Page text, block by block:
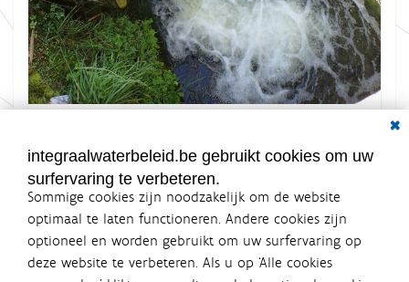
k
v
o
r
d
v
integraalwaterbeleid.be gebruikt cookies om uw
surfervaring te verbeteren.
Sommige cookies zijn noodzakelijk om de website
optimaal te laten functioneren. Andere cookies zijn
optioneel en worden gebruikt om uw surfervaring op
deze website te verbeteren. Als u op ‘Alle cookies
Integraalwaterbeleid.be is een
officiële website van de Vlaamse